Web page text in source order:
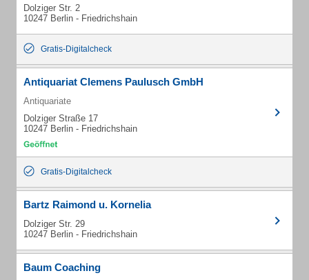
Dolziger Str. 2
10247 Berlin - Friedrichshain
Gratis-Digitalcheck
Antiquariat Clemens Paulusch GmbH
Antiquariate
Dolziger Straße 17
10247 Berlin - Friedrichshain
Gratis-Digitalcheck
Bartz Raimond u. Kornelia
Dolziger Str. 29
10247 Berlin - Friedrichshain
Baum Coaching